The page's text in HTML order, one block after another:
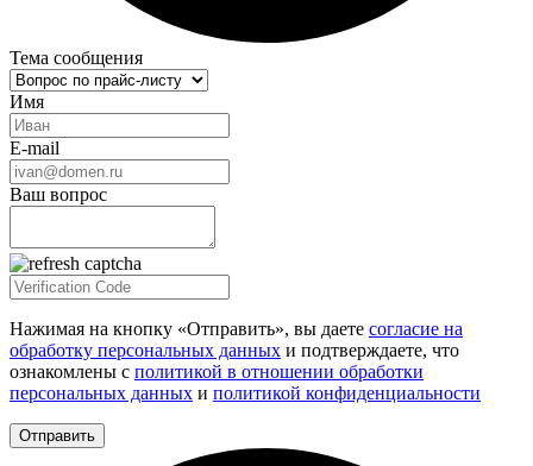
Тема сообщения
Имя
E-mail
Ваш вопрос
Нажимая на кнопку «Отправить», вы даете согласие на
обработку персональных данных и подтверждаете, что
ознакомлены с политикой в отношении обработки
персональных данных и политикой конфиденциальности